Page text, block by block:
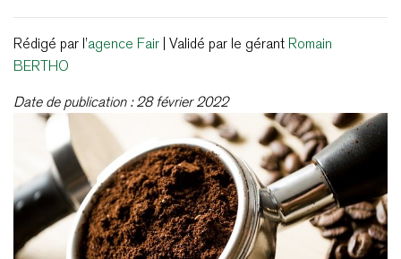
Rédigé par l’agence Fair | Validé par le gérant Romain
BERTHO
Date de publication : 28 février 2022